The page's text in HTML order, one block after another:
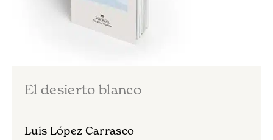
El desierto blanco
Luis López Carrasco